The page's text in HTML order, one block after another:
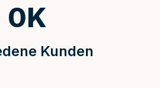
Kunden
0K